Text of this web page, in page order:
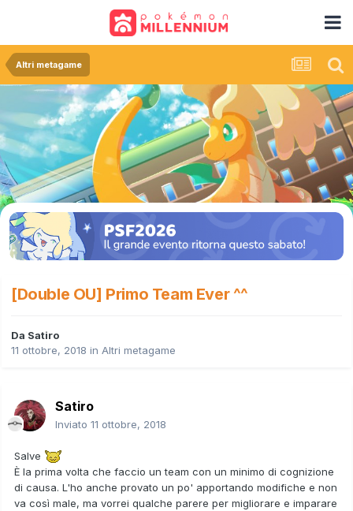
Altri metagame
[Double OU] Primo Team Ever ^^
Da Satiro
11 ottobre, 2018 in Altri metagame
Satiro
Inviato 11 ottobre, 2018
Salve
È la prima volta che faccio un team con un minimo di cognizione
di causa. L'ho anche provato un po' apportando modifiche e non
va così male, ma vorrei qualche parere per migliorare e imparare